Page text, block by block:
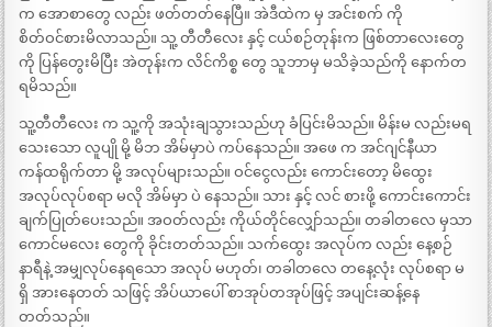
က အောစာတွေ လည်း ဖတ်တတ်နေပြီ။ အဲဒီထဲက မှ အင်းစက် ကို
စိတ်ဝင်စားမိလာသည်။ သူ့ တီတီလေး နှင့် ငယ်စဉ်တုန်းက ဖြစ်တာလေးတွေ
ကို ပြန်တွေးမိပြီး အဲတုန်းက လိင်ကိစ္စ တွေ သူဘာမှ မသိခဲ့သည်ကို နောက်တ
ရမိသည်။
သူ့တီတီလေး က သူ့ကို အသုံးချသွားသည်ဟု ခံပြင်းမိသည်။ မိန်းမ လည်းမရ
သေးသော လူပျို မို့ မိဘ အိမ်မှာပဲ ကပ်နေသည်။ အဖေ က အင်ဂျင်နီယာ
ကန်ထရိုက်တာ မို့ အလုပ်များသည်။ ဝင်ငွေလည်း ကောင်းတော့ မိထွေး
အလုပ်လုပ်စရာ မလို အိမ်မှာ ပဲ နေသည်။ သား နှင့် လင် စားဖို့ ကောင်းကောင်း
ချက်ပြုတ်ပေးသည်။ အဝတ်လည်း ကိုယ်တိုင်လျှော်သည်။ တခါတလေ မှသာ
ကောင်မလေး တွေကို ခိုင်းတတ်သည်။ သက်ထွေး အလုပ်က လည်း နေ့စဉ်
နာရီနဲ့ အမျှလုပ်နေရသော အလုပ် မဟုတ်၊ တခါတလေ တနေ့လုံး လုပ်စရာ မ
ရှိ အားနေတတ် သဖြင့် အိပ်ယာပေါ် စာအုပ်တအုပ်ဖြင့် အပျင်းဆန့်နေ
တတ်သည်။